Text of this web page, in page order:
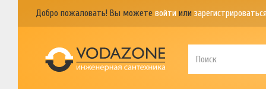
Добро пожаловать! Вы можете войти или